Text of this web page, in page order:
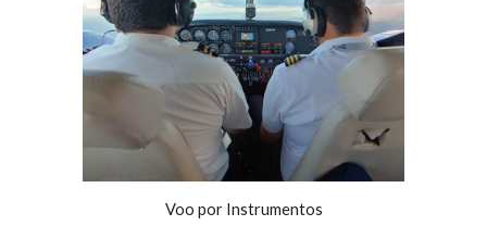
Voo por Instrumentos